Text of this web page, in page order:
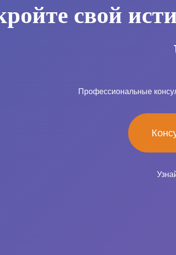
свой
Профессиональные